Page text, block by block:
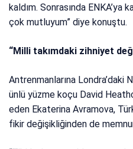
kaldım. Sonrasında ENKA’ya
çok mutluyum” diye konuştu.
“Milli takımdaki zihniyet
Antrenmanlarına Londra’daki
ünlü yüzme koçu David
eden Ekaterina Avramova,
fikir değişikliğinden de